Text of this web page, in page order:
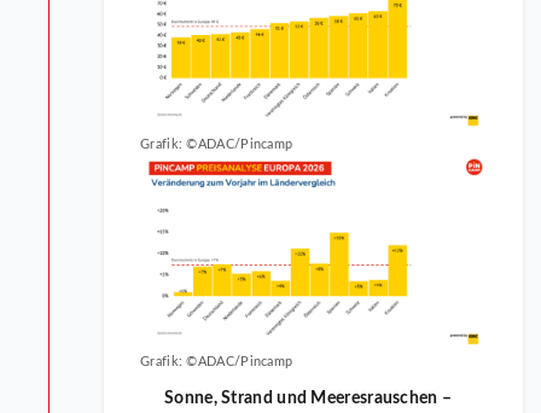
Grafik: ©ADAC/Pincamp
Grafik: ©ADAC/Pincamp
Sonne, Strand und Meeresrauschen –